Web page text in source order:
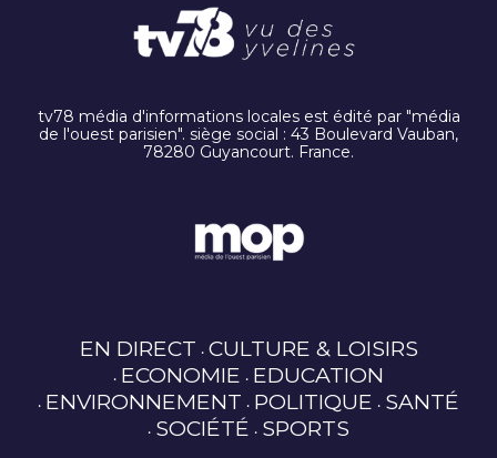
tv78 média d'informations locales est édité par "média
de l'ouest parisien". siège social : 43 Boulevard Vauban,
78280 Guyancourt. France.
EN DIRECT CULTURE & LOISIRS
ECONOMIE EDUCATION
ENVIRONNEMENT POLITIQUE SANTÉ
SOCIÉTÉ SPORTS